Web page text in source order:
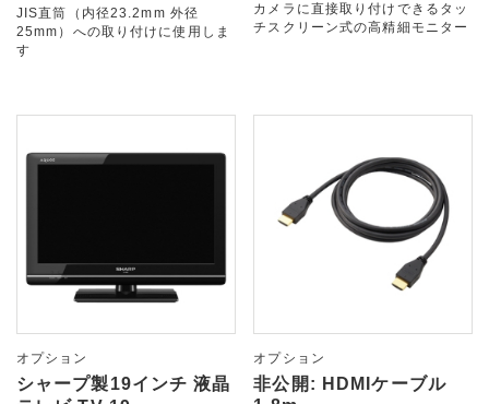
JIS直筒（内径23.2mm 外径
25mm）への取り付けに使用しま
す
カメラに直接取り付けできるタッ
チスクリーン式の高精細モニター
オプション
シャープ製19インチ 液晶
オプション
非公開: HDMIケーブル